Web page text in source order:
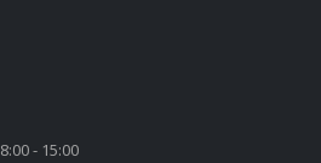
- 15:00